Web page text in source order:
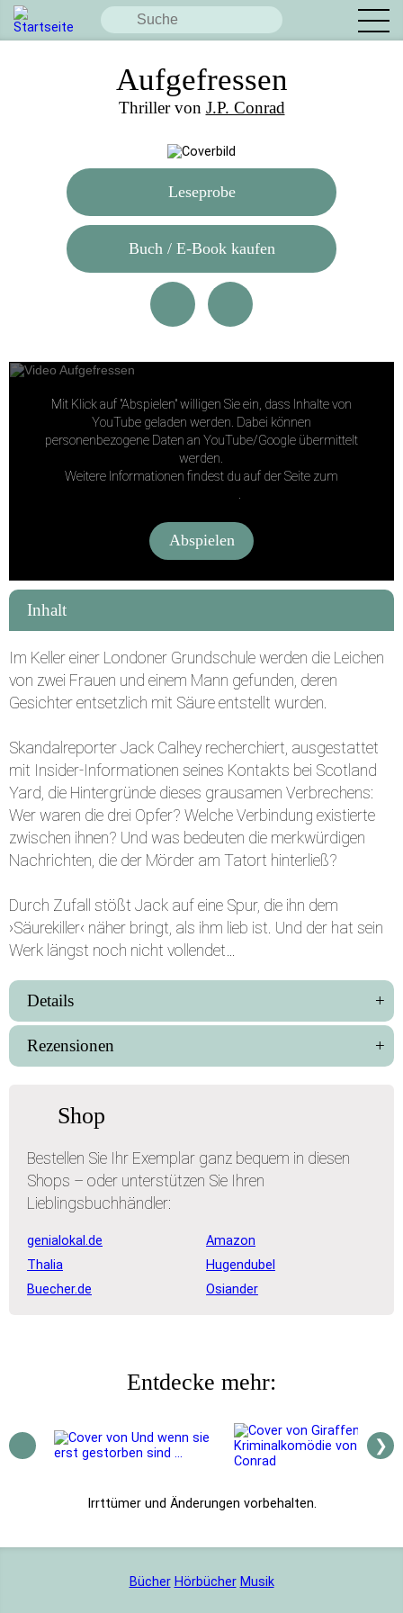
Aufgefressen
Thriller von J.P. Conrad
Leseprobe
Buch / E-Book kaufen
Facebook
Mit Klick auf "Abspielen" willigen Sie ein, dass Inhalte von
YouTube geladen werden. Dabei können
personenbezogene Daten an YouTube/Google übermittelt
werden.
Weitere Informationen findest du auf der Seite zum
.
Abspielen
Inhalt
Im Keller einer Londoner Grundschule werden die Leichen
von zwei Frauen und einem Mann gefunden, deren
Gesichter entsetzlich mit Säure entstellt wurden.
Skandalreporter Jack Calhey recherchiert, ausgestattet
mit Insider-Informationen seines Kontakts bei Scotland
Yard, die Hintergründe dieses grausamen Verbrechens:
Wer waren die drei Opfer? Welche Verbindung existierte
zwischen ihnen? Und was bedeuten die merkwürdigen
Nachrichten, die der Mörder am Tatort hinterließ?
Durch Zufall stößt Jack auf eine Spur, die ihn dem
›Säurekiller‹ näher bringt, als ihm lieb ist. Und der hat sein
Werk längst noch nicht vollendet…
Details
Rezensionen
Shop
Bestellen Sie Ihr Exemplar ganz bequem in diesen
Shops – oder unterstützen Sie Ihren
Lieblingsbuchhändler:
genialokal.de
Amazon
Thalia
Hugendubel
Buecher.de
Osiander
Entdecke mehr:
❯
Bücher Hörbücher Musik